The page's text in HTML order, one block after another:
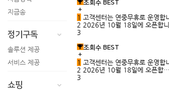
지금송
정기구독
솔루션 제공
서비스 제공
쇼핑
조회수 BEST
1 고객센터는 연중무휴로 운영합
2 2026년 10월 18일에 오픈합니
3
조회수 BEST
1 고객센터는 연중무휴로 운영합
2 2026년 10월 18일에 오픈합…
3